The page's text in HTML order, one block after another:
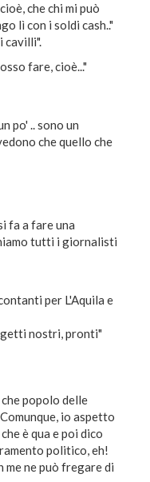
che chi mi può
lì con i soldi cash.."
cavilli".
fare, cioè..."
po' .. sono un
che quello che
fa a fare una
tutti i giornalisti
per L'Aquila e
nostri, pronti"
popolo delle
io aspetto
è qua e poi dico
politico, eh!
me ne può fregare di